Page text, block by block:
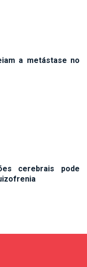
a metástase no
cerebrais pode